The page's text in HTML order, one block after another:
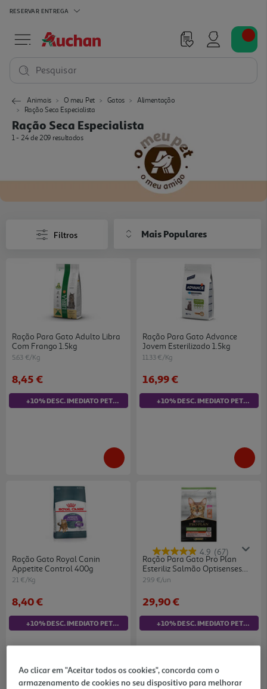
RESERVAR ENTREGA
Pesquisar
Animais O meu Pet Gatos
Alimentação
Ração Seca Especialista
Ração Seca Especialista
1 - 24 de 209 resultados
Filtros Mais Populares
Ração Para Gato Adulto Libra
Com Frango 1.5kg
5.63 €/Kg
8,45 €
+10% DESC. IMEDIATO PET CLUB
Ração Para Gato Advance
Jovem Esterilizado 1.5kg
11.33 €/Kg
16,99 €
+10% DESC. IMEDIATO PET CLUB
Ração Gato Royal Canin
Appetite Control 400g
21 €/Kg
8,40 €
+10% DESC. IMEDIATO PET CLUB
4.9 (67)
Ração Para Gato Pro Plan
Esteriliz Salmão Optisenses
3kg
29.9 €/un
29,90 €
+10% DESC. IMEDIATO PET CLUB
Ao clicar em "Aceitar todos os cookies", concorda com o
armazenamento de cookies no seu dispositivo para melhorar